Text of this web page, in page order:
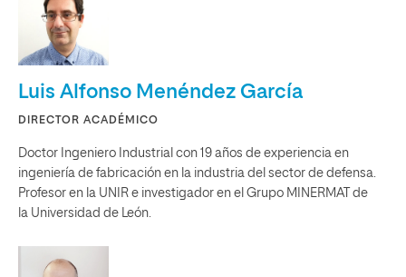
Luis Alfonso Menéndez García
DIRECTOR ACADÉMICO
Doctor Ingeniero Industrial con 19 años de experiencia en
ingeniería de fabricación en la industria del sector de defensa.
Profesor en la UNIR e investigador en el Grupo MINERMAT de
la Universidad de León.